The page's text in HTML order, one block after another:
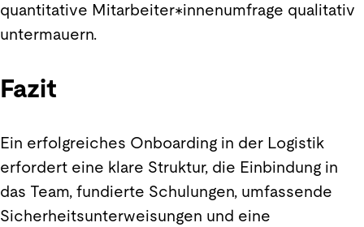
quantitative Mitarbeiter*innenumfrage qualitativ
untermauern.
Fazit
Ein erfolgreiches Onboarding in der Logistik
erfordert eine klare Struktur, die Einbindung in
das Team, fundierte Schulungen, umfassende
Sicherheitsunterweisungen und eine